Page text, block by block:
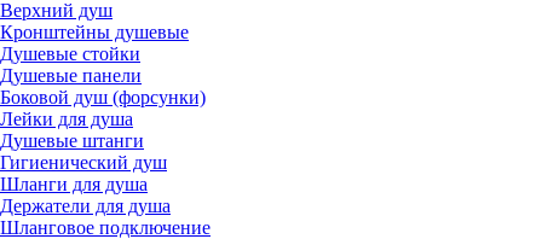
Верхний душ
Кронштейны душевые
Душевые стойки
Душевые панели
Боковой душ (форсунки)
Лейки для душа
Душевые штанги
Гигиенический душ
Шланги для душа
Держатели для душа
Шланговое подключение